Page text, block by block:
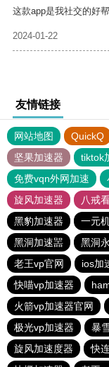
这款app是我社交的好
2024-01-22
友情链接
网站地图 QuickQ
坚果加速器
tiktok
免费vqn外网加速
旋风加速器
八戒
黑豹加速器
一元
黑洞加速噐
黑洞
老王vp官网
ios加
快喵vp加速器
火箭vp加速器官网
极光vp加速器
暴
旋风加速度器
快